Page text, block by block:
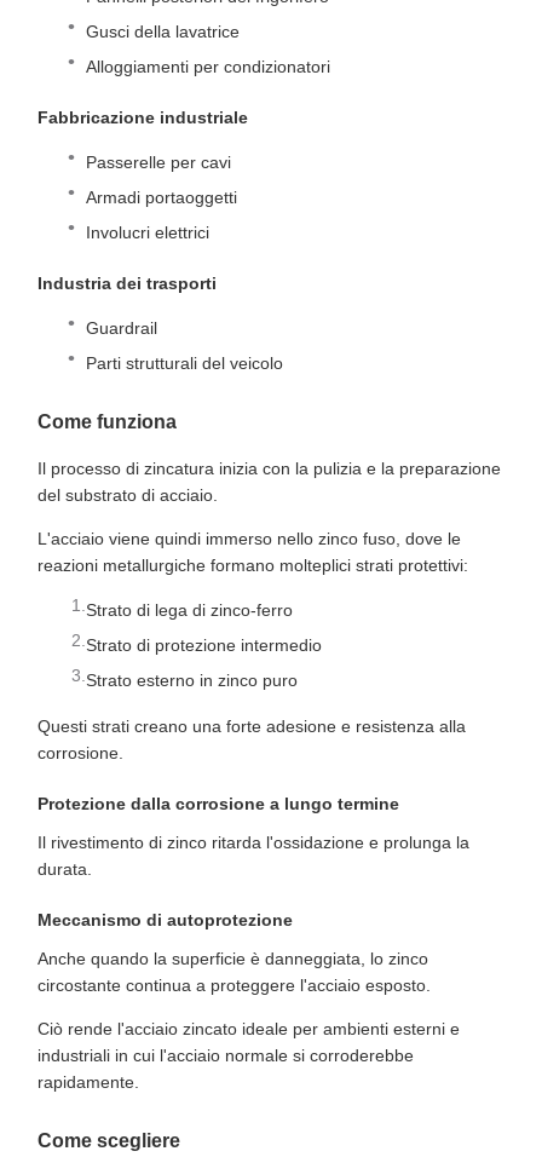
Gusci della lavatrice
Alloggiamenti per condizionatori
Fabbricazione industriale
Passerelle per cavi
Armadi portaoggetti
Involucri elettrici
Industria dei trasporti
Guardrail
Parti strutturali del veicolo
Come funziona
Il processo di zincatura inizia con la pulizia e la preparazione
del substrato di acciaio.
L'acciaio viene quindi immerso nello zinco fuso, dove le
reazioni metallurgiche formano molteplici strati protettivi:
Strato di lega di zinco-ferro
Strato di protezione intermedio
Strato esterno in zinco puro
Questi strati creano una forte adesione e resistenza alla
corrosione.
Protezione dalla corrosione a lungo termine
Il rivestimento di zinco ritarda l'ossidazione e prolunga la
durata.
Meccanismo di autoprotezione
Anche quando la superficie è danneggiata, lo zinco
circostante continua a proteggere l'acciaio esposto.
Ciò rende l'acciaio zincato ideale per ambienti esterni e
industriali in cui l'acciaio normale si corroderebbe
rapidamente.
Come scegliere